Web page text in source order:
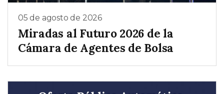
05 de agosto de 2026
Miradas al Futuro 2026 de la
Cámara de Agentes de Bolsa